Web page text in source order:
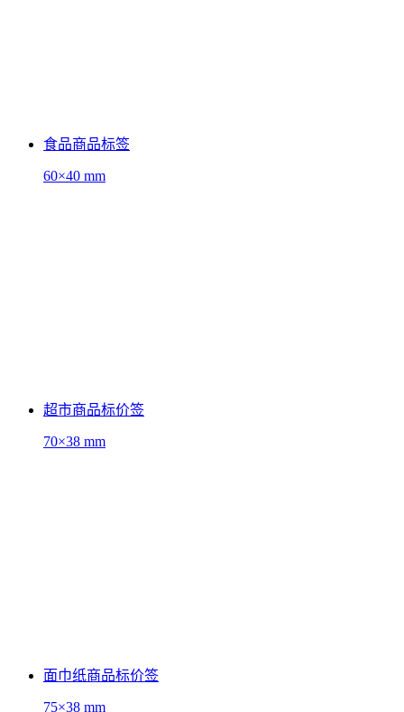
食品商品标签
60×40 mm
超市商品标价签
70×38 mm
面巾纸商品标价签
75×38 mm